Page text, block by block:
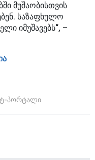
მუშაობისთვის
საზაფხულო
იმუშავებს“, –
პორტალი